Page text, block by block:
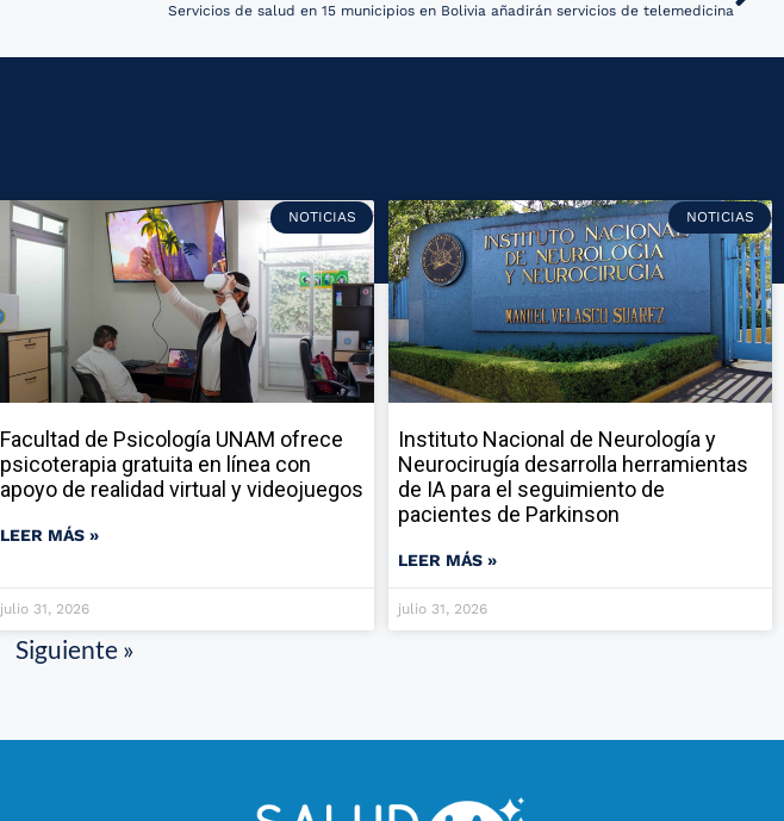
Servicios de salud en 15 municipios en Bolivia añadirán servicios de telemedicina
NOTICIAS
Facultad de Psicología UNAM ofrece
psicoterapia gratuita en línea con
apoyo de realidad virtual y videojuegos
LEER MÁS »
julio 31, 2026
NOTICIAS
Instituto Nacional de Neurología y
Neurocirugía desarrolla herramientas
de IA para el seguimiento de
pacientes de Parkinson
LEER MÁS »
julio 31, 2026
Siguiente »